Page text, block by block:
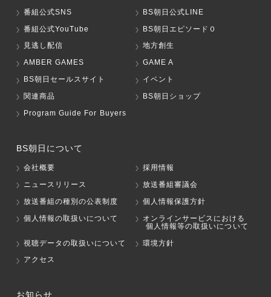
番組公式SNS
BS朝日公式LINE
番組公式YouTube
BS朝日エピソード０
見逃し配信
地方創生
AMBER GAMES
GAME A
BS朝日セールスサイト
イベント
関連商品
BS朝日ショップ
Program Guide For Buyers
BS朝日について
会社概要
採用情報
ニュースリリース
放送番組審議会
放送番組の種別の公表制度
個人情報保護方針
個人情報の取扱いについて
オンラインサービスにおける
個人情報等の取扱いについて
視聴データの取扱いについて
環境方針
アクセス
お知らせ